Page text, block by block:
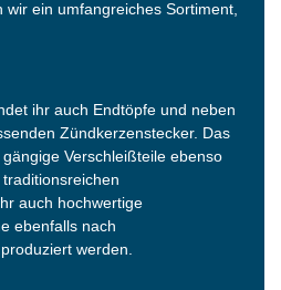
wir ein umfangreiches Sortiment,
ihr auch Endtöpfe und neben
Zündkerzenstecker. Das
Verschleißteile ebenso
auch hochwertige
ebenfalls nach
werden.